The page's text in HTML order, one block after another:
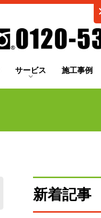
サービス 施工事例
新着記事